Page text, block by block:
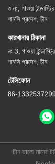
৩ নং, গাওয়া
শানসি প্রদেশ, চীন
কারখানার ঠিকানা
নং 3, গাওয়া
শানসি প্রদেশ, চীন
টেলিফোন
86-
চীন ভালো মানের